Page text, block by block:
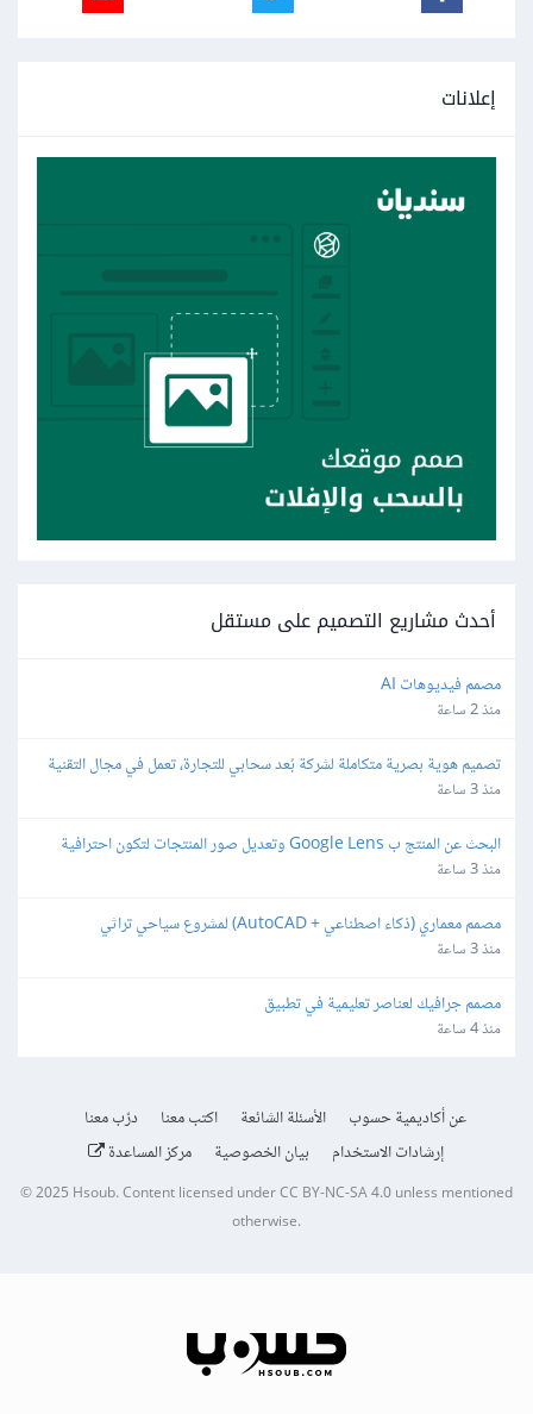
إعلانات
أحدث مشاريع التصميم على مستقل
مصمم فيديوهات AI
منذ 2 ساعة
تصميم هوية بصرية متكاملة لشركة بُعد سحابي للتجارة، تعمل في مجال التقنية
منذ 3 ساعة
وجاهزة للمتاجر الالكترونية
منذ 3 ساعة
مصمم معماري (ذكاء اصطناعي + AutoCAD) لمشروع سياحي تراثي
منذ 3 ساعة
مصمم جرافيك لعناصر تعليمية في تطبيق
منذ 4 ساعة
عن أكاديمية حسوب الأسئلة الشائعة اكتب معنا
درّب معنا
إرشادات الاستخدام
بيان الخصوصية مركز المساعدة
© 2025 Hsoub.Content licensed underCC BY-NC-SA 4.0unless mentioned
otherwise.